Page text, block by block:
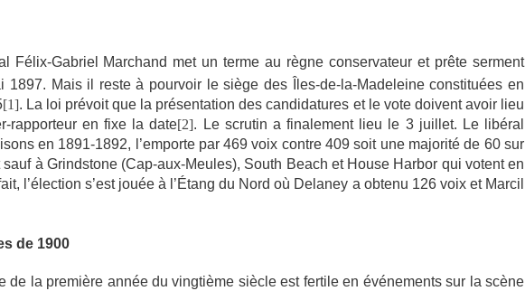
Gabriel Marchand met un terme au règne conservateur et prête serment
Mais il reste à pourvoir le siège des Îles-de-la-Madeleine constituées en
[1]. La loi prévoit que la présentation des candidatures et le vote doivent avoir lieu
rapporteur en fixe la date[2]. Le scrutin a finalement lieu le 3 juillet. Le libéral
en 1891-1892, l’emporte par 469 voix contre 409 soit une majorité de 60 sur
sauf à Grindstone (Cap-aux-Meules), South Beach et House Harbor qui votent en
l’élection s’est jouée à l’Étang du Nord où Delaney a obtenu 126 voix et Marcil
de 1900
de la première année du vingtième siècle est fertile en événements sur la scène